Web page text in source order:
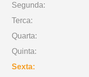
Segunda:
Terca:
Quarta:
Quinta:
Sexta: